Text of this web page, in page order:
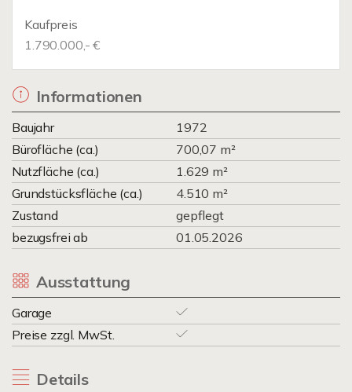
Kaufpreis
1.790.000,- €
Informationen
Baujahr
1972
Bürofläche (ca.)
700,07 m²
Nutzfläche (ca.)
1.629 m²
Grundstücksfläche (ca.)
4.510 m²
Zustand
gepflegt
bezugsfrei ab
01.05.2026
Ausstattung
Garage
Preise zzgl. MwSt.
Details